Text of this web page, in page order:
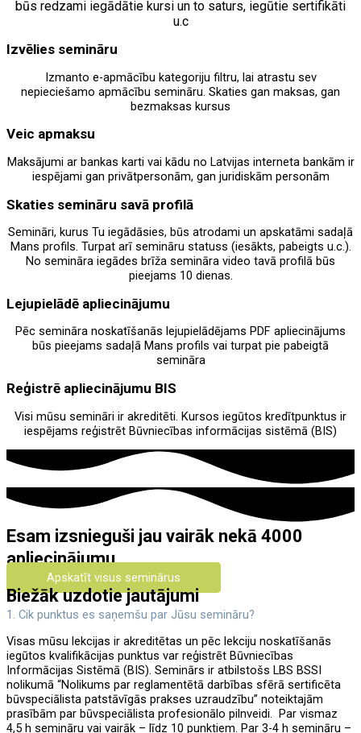
būs redzami iegādātie kursi un to saturs, iegūtie sertifikāti
u.c
Izvēlies semināru
Izmanto e-apmācību kategoriju filtru, lai atrastu sev
nepieciešamo apmācību semināru. Skaties gan maksas, gan
bezmaksas kursus
Veic apmaksu
Maksājumi ar bankas karti vai kādu no Latvijas interneta bankām ir
iespējami gan privātpersonām, gan juridiskām personām
Skaties semināru savā profilā
Semināri, kurus Tu iegādāsies, būs atrodami un apskatāmi sadaļā
Mans profils. Turpat arī semināru statuss (iesākts, pabeigts u.c.).
No semināra iegādes brīža semināra video tavā profilā būs
pieejams 10 dienas.
Lejupielādē apliecinājumu
Pēc semināra noskatīšanās lejupielādējams PDF apliecinājums
būs pieejams sadaļā Mans profils vai turpat pie pabeigtā
semināra
Reģistrē apliecinājumu BIS
Visi mūsu semināri ir akreditēti. Kursos iegūtos kredītpunktus ir
iespējams reģistrēt Būvniecības informācijas sistēmā (BIS)
Esam izsnieguši jau vairāk nekā 4000
apliecinājumu
Apskatīt visus seminārus
Biežāk uzdotie jautājumi
1. Cik punktus es saņemšu par Jūsu semināru?
Visas mūsu lekcijas ir akreditētas un pēc lekciju noskatīšanās
iegūtos kvalifikācijas punktus var reģistrēt Būvniecības
Informācijas Sistēmā (BIS). Seminārs ir atbilstošs LBS BSSI
nolikumā “Nolikums par reglamentētā darbības sfērā sertificēta
būvspeciālista patstāvīgās prakses uzraudzību” noteiktajām
prasībām par būvspeciālista profesionālo pilnveidi. Par vismaz
4,5 h semināru vai vairāk – līdz 10 punktiem. Par 3-4 h semināru –